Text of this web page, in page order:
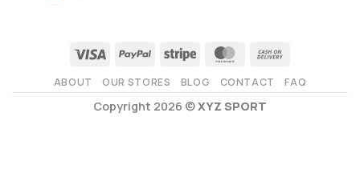
ABOUT OUR STORES BLOG CONTACT FAQ
Copyright 2026 ©XYZ SPORT